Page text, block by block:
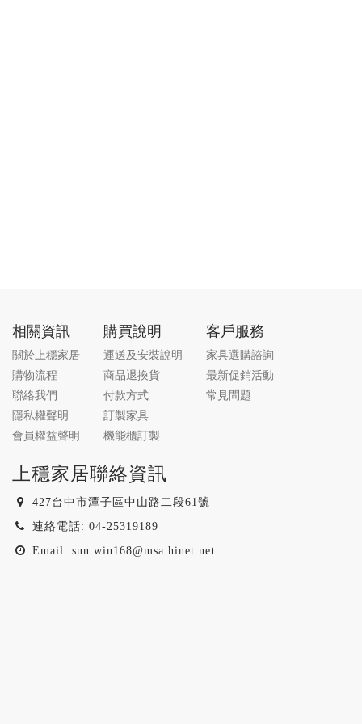
相關資訊
關於上穩家居
購物流程
聯絡我們
隱私權聲明
會員權益聲明
購買說明
運送及安裝說明
商品退換貨
付款方式
訂製家具
機能櫃訂製
客戶服務
家具選購諮詢
最新促銷活動
常見問題
上穩家居聯絡資訊
427台中市潭子區中山路二段61號
連絡電話: 04-25319189
Email: sun.win168@msa.hinet.net